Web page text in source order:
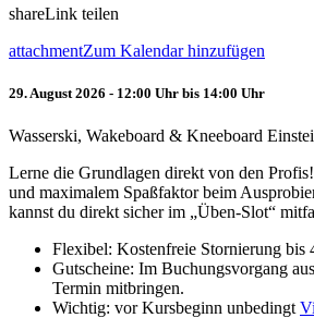
shareLink teilen
attachmentZum Kalendar hinzufügen
29. August 2026 - 12:00 Uhr bis 14:00 Uhr
Wasserski, Wakeboard & Kneeboard
Lerne die Grundlagen direkt von den
und maximalem Spaßfaktor beim
kannst du direkt sicher im „Üben-Slot“
Flexibel: Kostenfreie Stornierung bis
Gutscheine: Im Buchungsvorgang
Termin mitbringen.
Wichtig: vor Kursbeginn unbedingt